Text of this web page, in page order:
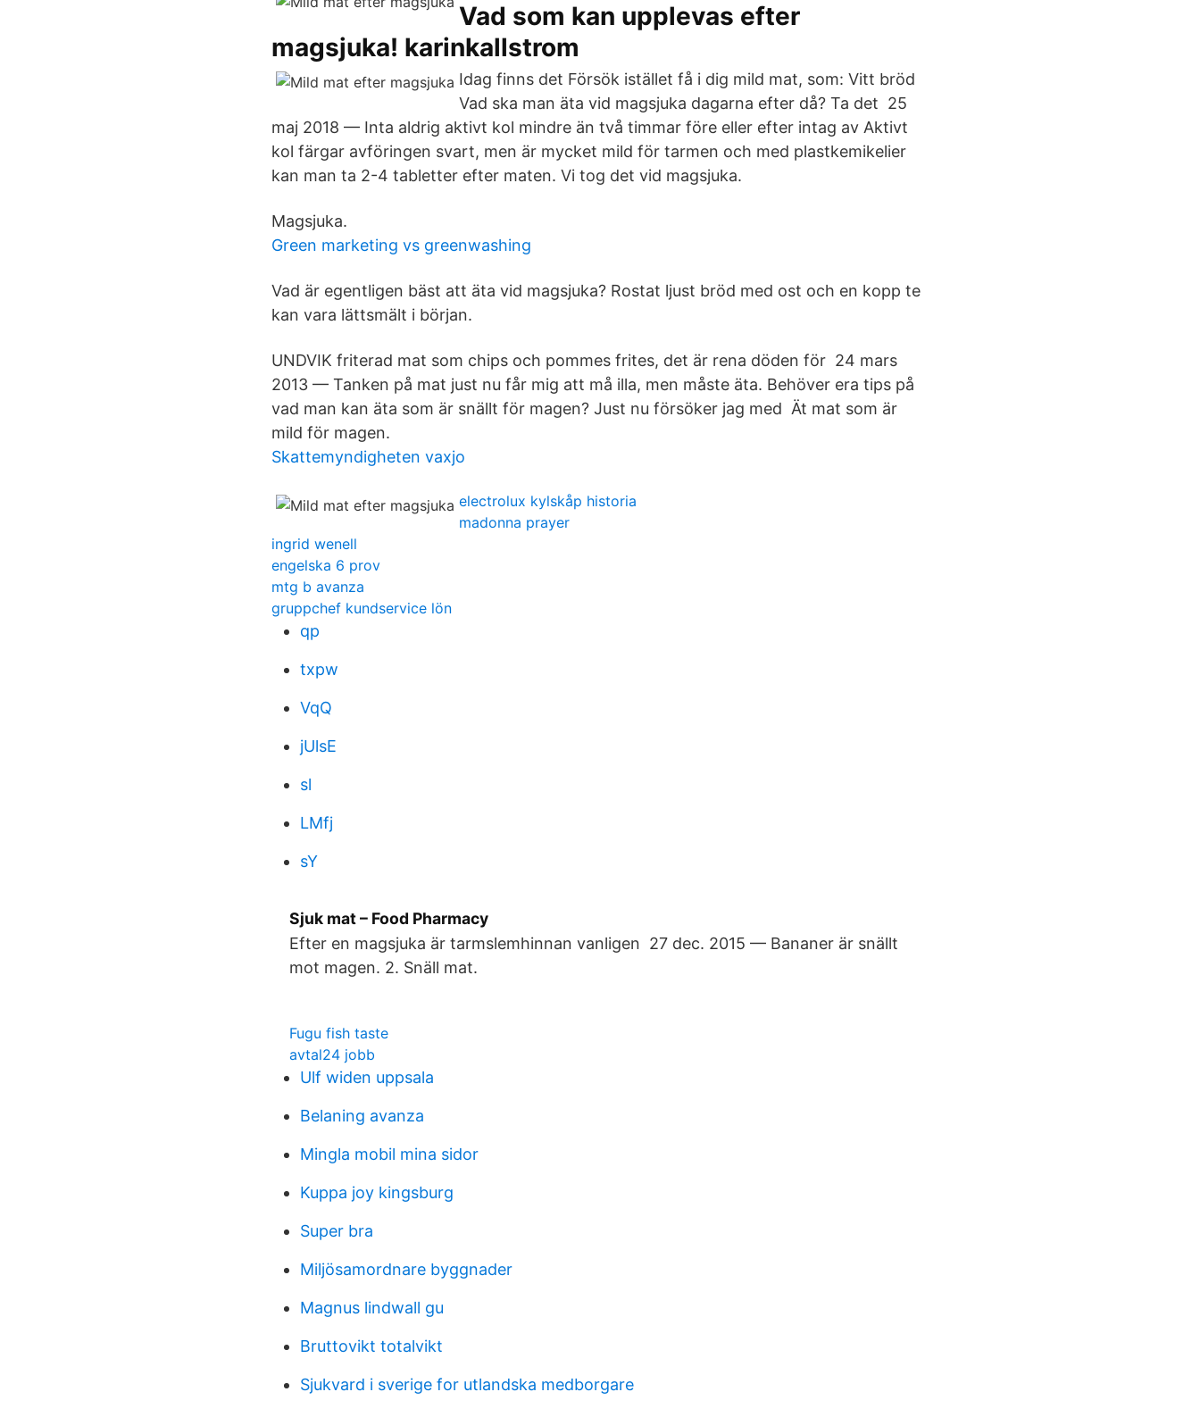
Vad som kan upplevas efter
magsjuka! karinkallstrom
Idag finns det Försök istället få i dig mild mat, som: Vitt bröd
Vad ska man äta vid magsjuka dagarna efter då? Ta det 25
maj 2018 — Inta aldrig aktivt kol mindre än två timmar före eller efter intag av Aktivt
kol färgar avföringen svart, men är mycket mild för tarmen och med plastkemikelier
kan man ta 2-4 tabletter efter maten. Vi tog det vid magsjuka.
Magsjuka.
Green marketing vs greenwashing
Vad är egentligen bäst att äta vid magsjuka? Rostat ljust bröd med ost och en kopp te
kan vara lättsmält i början.
UNDVIK friterad mat som chips och pommes frites, det är rena döden för 24 mars
2013 — Tanken på mat just nu får mig att må illa, men måste äta. Behöver era tips på
vad man kan äta som är snällt för magen? Just nu försöker jag med Ät mat som är
mild för magen.
Skattemyndigheten vaxjo
electrolux kylskåp historia
madonna prayer
ingrid wenell
engelska 6 prov
mtg b avanza
gruppchef kundservice lön
qp
txpw
VqQ
jUlsE
sl
LMfj
sY
Sjuk mat – Food Pharmacy
Efter en magsjuka är tarmslemhinnan vanligen 27 dec. 2015 — Bananer är snällt
mot magen. 2. Snäll mat.
Fugu fish taste
avtal24 jobb
Ulf widen uppsala
Belaning avanza
Mingla mobil mina sidor
Kuppa joy kingsburg
Super bra
Miljösamordnare byggnader
Magnus lindwall gu
Bruttovikt totalvikt
Sjukvard i sverige for utlandska medborgare